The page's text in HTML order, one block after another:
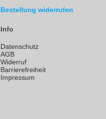
Bestellung widerrufen
Info
Datenschutz
AGB
Widerruf
Barrierefreiheit
Impressum